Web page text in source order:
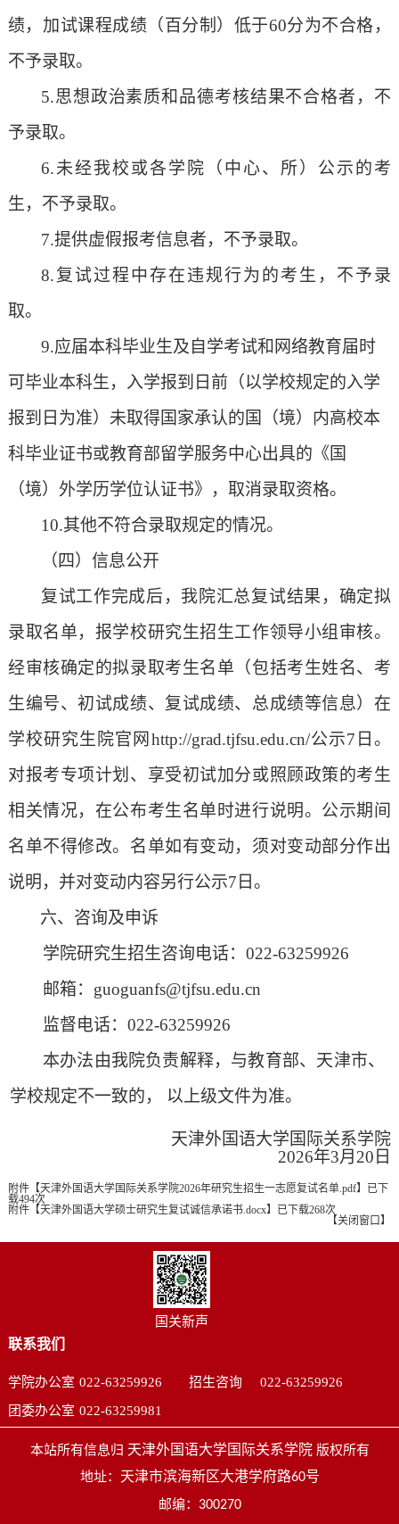
绩，加试课程成绩（百分制）低于60分为不合格，
不予录取。
5.思想政治素质和品德考核结果不合格者，不
予录取。
6.未经我校或各学院（中心、所） 公示的考
生，不予录取。
7.提供虚假报考信息者，不予录取。
8.复试过程中存在违规行为 的考生，不予录
取。
9.应届本科毕业生及自学考试和网络教育届时
可毕业本科生，入学报到日前（以学校规定的入学
报到日为准）未取得国家承认的国（境）内高校本
科毕业证书或教育部留学服务中心出具的《国
（境）外学历学位认证书》
，取消录取资格。
10.其他不符合录取规定的情况。
（四） 信息公开
复试工作完成后， 我院汇总复试结果，确定拟
录取名单，报学校研究生招生工作领导小组审核。
经审核确定的拟录取考生名单（包括考生姓名、考
生编号、初试成绩、复试成绩、总成绩等信息）在
学校研究生院官网 http://grad.tjfsu.edu.cn/公示7 日。
对报考专项计划、享受初试加分或照顾政策的考生
相关情况，在公布考生名单时进行说明。公示期间
名单不得修改。名单如有变动，须对变动部分作出
说明，并对变动内容另行公示7 日。
六、咨询及申诉
学院研究生招生咨询电话： 022-63259926
邮箱： guoguanfs@tjfsu.edu.cn
监督电话： 022-63259926
本办法由我院负责解释，与教育部、天津市、
学校规定不一致的， 以 上级文件为准。
天津外国语大学国际关系学院
2026年3月20 日
附件【天津外国语大学国际关系学院2026年研究生招生一志愿复试名单.pdf】 已下
载494次
附件【天津外国语大学硕士研究生复试诚信承诺书.docx】 已下载268次
【关闭窗口】
国关新声
联系我们
学院办公室 022-63259926 招生咨询
022-63259926
团委办公室 022-63259981
本站所有信息归 天津外国语大学国际关系学院版权所有
地址： 天津市滨海新区大港学府路60号
邮编： 300270